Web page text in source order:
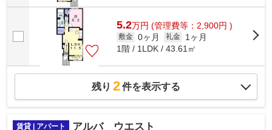
5.2万円 (管理費等：2,900円 )
敷金 0ヶ月 礼金
1ヶ月
1階 / 1LDK / 43.61㎡
残り 2件を表示する
賃貸 | アパート アルバ ウエスト